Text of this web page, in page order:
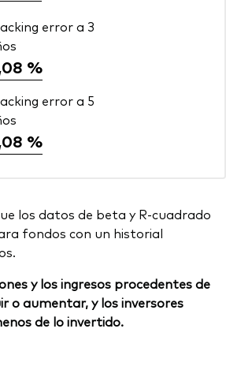
error a 3
%
error a 5
%
los datos de beta y R-cuadrado
fondos con un historial
y los ingresos procedentes de
o aumentar, y los inversores
de lo invertido.